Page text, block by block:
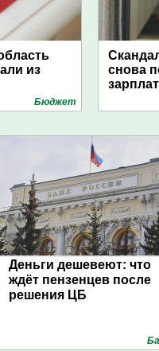
из
Бюджет
снова
Деньги дешевеют: что
ждёт пензенцев после
решения ЦБ